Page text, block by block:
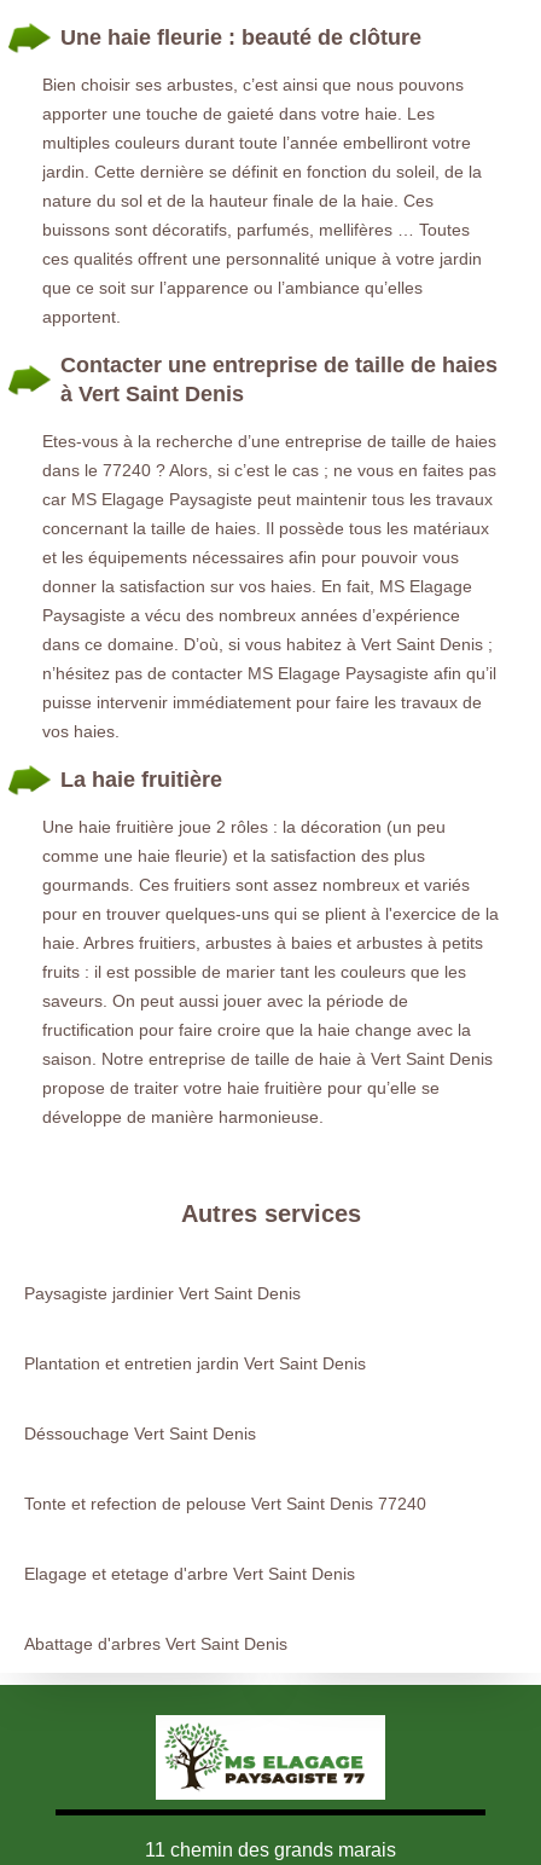
Une haie fleurie : beauté de clôture
Bien choisir ses arbustes, c’est ainsi que nous pouvons
apporter une touche de gaieté dans votre haie. Les
multiples couleurs durant toute l’année embelliront votre
jardin. Cette dernière se définit en fonction du soleil, de la
nature du sol et de la hauteur finale de la haie. Ces
buissons sont décoratifs, parfumés, mellifères … Toutes
ces qualités offrent une personnalité unique à votre jardin
que ce soit sur l’apparence ou l’ambiance qu’elles
apportent.
Contacter une entreprise de taille de haies
à Vert Saint Denis
Etes-vous à la recherche d’une entreprise de taille de haies
dans le 77240 ? Alors, si c’est le cas ; ne vous en faites pas
car MS Elagage Paysagiste peut maintenir tous les travaux
concernant la taille de haies. Il possède tous les matériaux
et les équipements nécessaires afin pour pouvoir vous
donner la satisfaction sur vos haies. En fait, MS Elagage
Paysagiste a vécu des nombreux années d’expérience
dans ce domaine. D’où, si vous habitez à Vert Saint Denis ;
n’hésitez pas de contacter MS Elagage Paysagiste afin qu’il
puisse intervenir immédiatement pour faire les travaux de
vos haies.
La haie fruitière
Une haie fruitière joue 2 rôles : la décoration (un peu
comme une haie fleurie) et la satisfaction des plus
gourmands. Ces fruitiers sont assez nombreux et variés
pour en trouver quelques-uns qui se plient à l'exercice de la
haie. Arbres fruitiers, arbustes à baies et arbustes à petits
fruits : il est possible de marier tant les couleurs que les
saveurs. On peut aussi jouer avec la période de
fructification pour faire croire que la haie change avec la
saison. Notre entreprise de taille de haie à Vert Saint Denis
propose de traiter votre haie fruitière pour qu’elle se
développe de manière harmonieuse.
Autres services
Paysagiste jardinier Vert Saint Denis
Plantation et entretien jardin Vert Saint Denis
Déssouchage Vert Saint Denis
Tonte et refection de pelouse Vert Saint Denis 77240
Elagage et etetage d'arbre Vert Saint Denis
Abattage d'arbres Vert Saint Denis
11 chemin des grands marais